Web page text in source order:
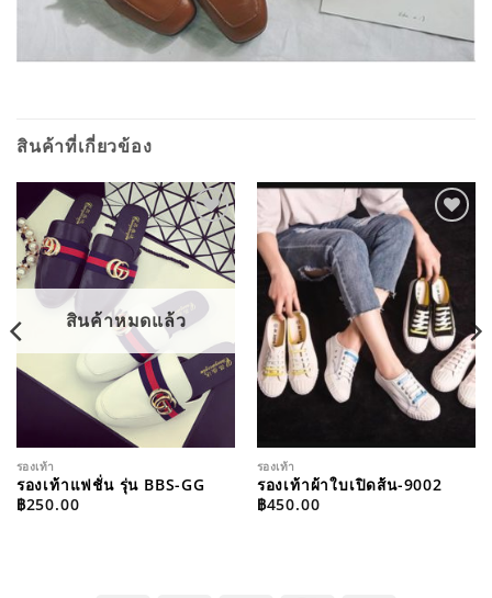
สินค้าที่เกี่ยวข้อง
ADD TO
WISHLIST
สินค้าหมดแล้ว
รองเท้า
รองเท้าแฟชั่น รุ่น BBS-GG
฿250.00
ADD TO
WISHLIST
รองเท้า
รองเท้าผ้าใบเปิดส้น-9002
฿450.00